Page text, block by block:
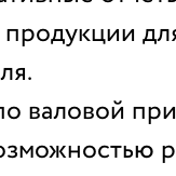
валовой